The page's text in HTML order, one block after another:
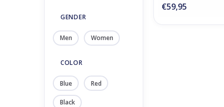
GENDER
Men Women
COLOR
Blue Red
Black
€59,95